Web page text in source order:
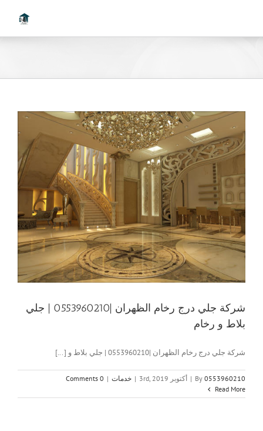
شركة جلي درج رخام الظهران |0553960210 | جلي
بلاط و رخام
شركة جلي درج رخام الظهران |0553960210 | جلي بلاط و [...]
By 0553960210
| أكتوبر 3rd, 2019 | خدمات |
0 Comments
Read More